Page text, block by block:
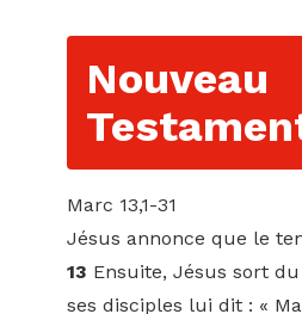
Nouveau
Marc 13,1-31
Jésus annonce que le
13 Ensuite, Jésus sort
ses disciples lui dit : «